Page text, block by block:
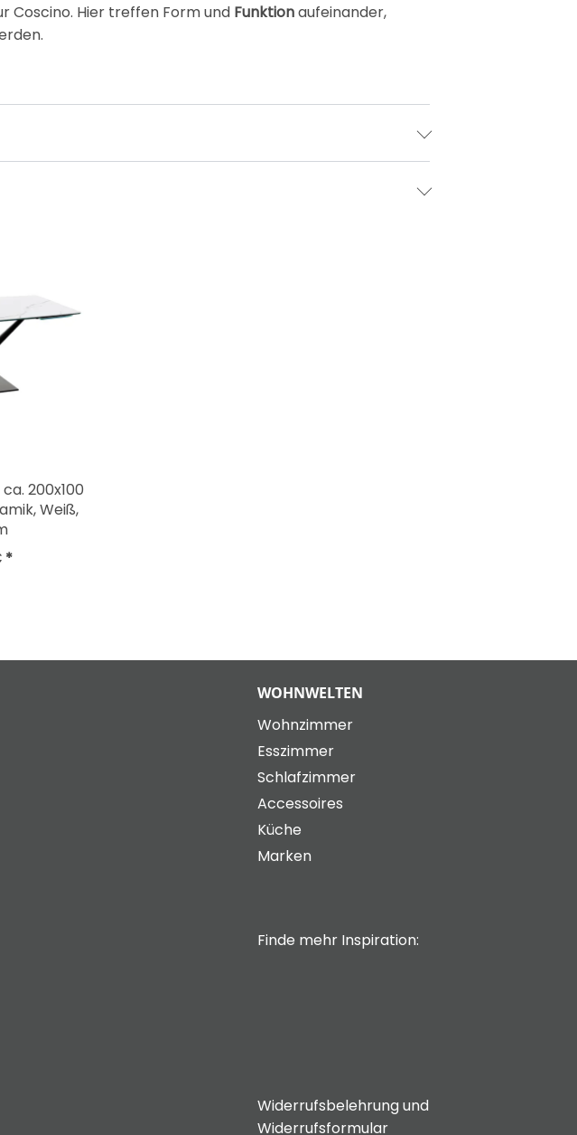
Coscino. Hier treffen Form und Funktionaufeinander,
200x100
Weiß,
*
WOHNWELTEN
Wohnzimmer
Esszimmer
Schlafzimmer
Accessoires
Küche
Marken
Finde mehr Inspiration:
Widerrufsbelehrung und
Widerrufsformular